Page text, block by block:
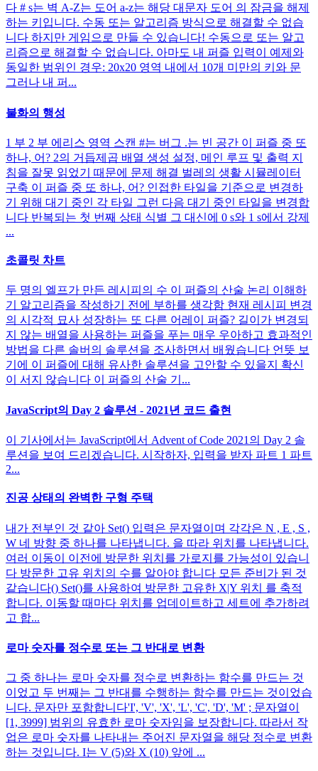
다 # s는 벽 A-Z는 도어 a-z는 해당 대문자 도어 의 잠금을 해제
하는 키입니다. 수동 또는 알고리즘 방식으로 해결할 수 없습
니다 하지만 게임으로 만들 수 있습니다! 수동으로 또는 알고
리즘으로 해결할 수 없습니다. 아마도 내 퍼즐 입력이 예제와
동일한 범위인 경우: 20x20 영역 내에서 10개 미만의 키와 문
그러나 내 퍼...
불화의 행성
1 부 2 부 에리스 영역 스캔 #는 버그 .는 빈 공간 이 퍼즐 중 또
하나, 어? 2의 거듭제곱 배열 생성 설정, 메인 루프 및 출력 지
침을 잘못 읽었기 때문에 문제 해결 벌레의 생활 시뮬레이터
구축 이 퍼즐 중 또 하나, 어? 인접한 타일을 기준으로 변경하
기 위해 대기 중인 각 타일 그런 다음 대기 중인 타일을 변경합
니다 반복되는 첫 번째 상태 식별 그 대신에 0 s와 1 s에서 강제
...
초콜릿 차트
두 명의 엘프가 만든 레시피의 수 이 퍼즐의 산술 논리 이해하
기 알고리즘을 작성하기 전에 부하를 생각함 현재 레시피 변경
의 시각적 묘사 성장하는 또 다른 어레이 퍼즐? 길이가 변경되
지 않는 배열을 사용하는 퍼즐을 푸는 매우 우아하고 효과적인
방법을 다른 솔버의 솔루션을 조사하면서 배웠습니다 언뜻 보
기에 이 퍼즐에 대해 유사한 솔루션을 고안할 수 있을지 확신
이 서지 않습니다 이 퍼즐의 산술 기...
JavaScript의 Day 2 솔루션 - 2021년 코드 출현
이 기사에서는 JavaScript에서 Advent of Code 2021의 Day 2 솔
루션을 보여 드리겠습니다. 시작하자, 입력을 받자 파트 1 파트
2...
진공 상태의 완벽한 구형 주택
내가 전부인 것 같아 Set() 입력은 문자열이며 각각은 N , E , S ,
W 네 방향 중 하나를 나타냅니다. 을 따라 위치를 나타냅니다.
여러 이동이 이전에 방문한 위치를 가로지를 가능성이 있습니
다 방문한 고유 위치의 수를 알아야 합니다 모든 준비가 된 것
같습니다() Set()를 사용하여 방문한 고유한 X|Y 위치 를 축적
합니다. 이동할 때마다 위치를 업데이트하고 세트에 추가하려
고 합...
로마 숫자를 정수로 또는 그 반대로 변환
그 중 하나는 로마 숫자를 정수로 변환하는 함수를 만드는 것
이었고 두 번째는 그 반대를 수행하는 함수를 만드는 것이었습
니다. 문자만 포함합니다'I', 'V', 'X', 'L', 'C', 'D', 'M' ; 문자열이
[1, 3999] 범위의 유효한 로마 숫자임을 보장합니다. 따라서 작
업은 로마 숫자를 나타내는 주어진 문자열을 해당 정수로 변환
하는 것입니다. I는 V (5)와 X (10) 앞에 ...